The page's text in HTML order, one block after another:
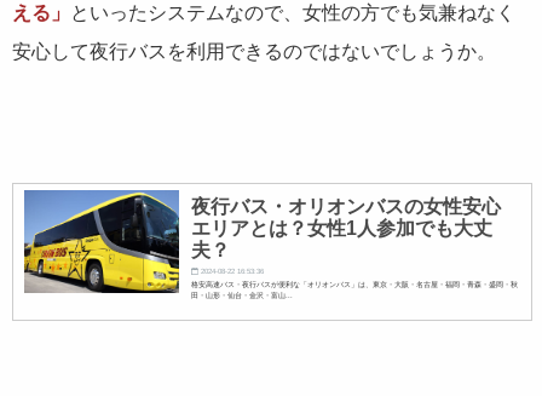
える」 といったシステムなので、女性の方でも気兼ねなく
安心して夜行バスを利用できるのではないでしょうか。
夜行バス・オリオンバスの女性安心
エリアとは？女性1人参加でも大丈
夫？
2024-08-22 16:53:36
格安高速バス・夜行バスが便利な「オリオンバス」は、東京・大阪・名古屋・福岡・青森・盛岡・秋
田・山形・仙台・金沢・富山...